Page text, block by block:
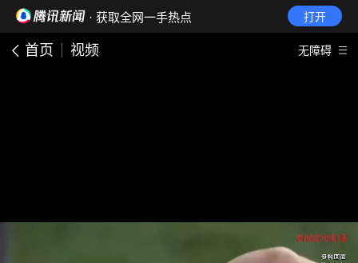
· 获取全网一手热点 打开
首页 视频 无障碍